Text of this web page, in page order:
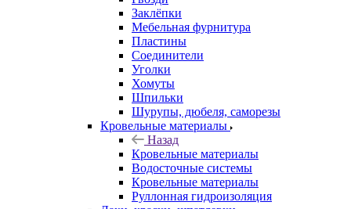
Заклёпки
Мебельная фурнитура
Пластины
Соединители
Уголки
Хомуты
Шпильки
Шурупы, дюбеля, саморезы
Кровельные материалы
Назад
Кровельные материалы
Водосточные системы
Кровельные материалы
Руллонная гидроизоляция